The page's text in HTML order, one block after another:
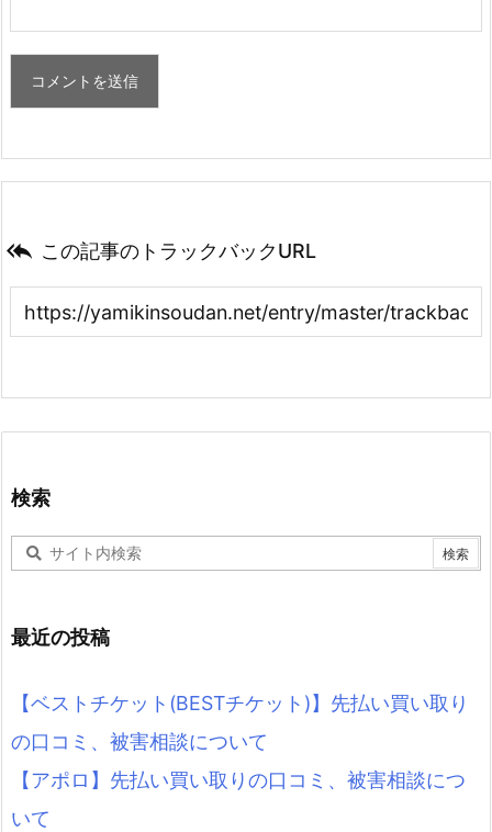
 この記事のトラックバックURL
検索
最近の投稿
【ベストチケット(BESTチケット)】先払い買い取り
の口コミ、被害相談について
【アポロ】先払い買い取りの口コミ、被害相談につ
いて